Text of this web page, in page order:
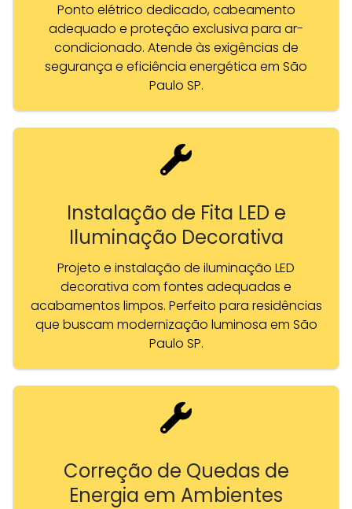
Ponto elétrico dedicado, cabeamento
adequado e proteção exclusiva para ar-
condicionado. Atende às exigências de
segurança e eficiência energética em São
Paulo SP.
Instalação de Fita LED e
Iluminação Decorativa
Projeto e instalação de iluminação LED
decorativa com fontes adequadas e
acabamentos limpos. Perfeito para residências
que buscam modernização luminosa em São
Paulo SP.
Correção de Quedas de
Energia em Ambientes